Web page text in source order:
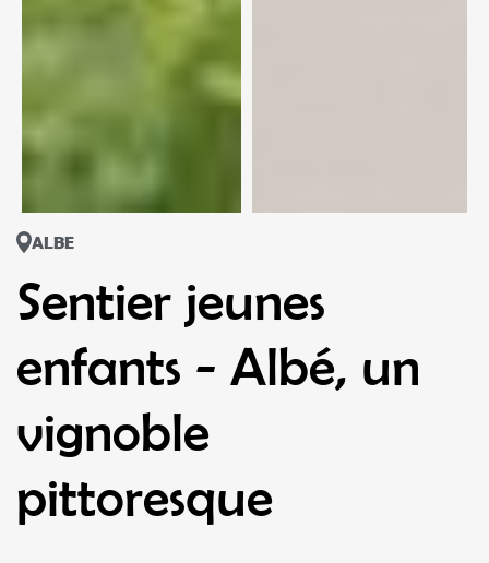
ALBE
Sentier jeunes
enfants - Albé, un
vignoble
pittoresque